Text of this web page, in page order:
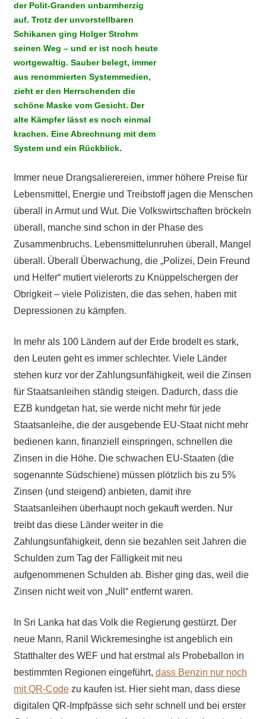
der Polit-Granden unbarmherzig
auf. Trotz der unvorstellbaren
Schikanen ging Holger Strohm
seinen Weg – und er ist noch heute
wortgewaltig. Sauber belegt, immer
aus renommierten Systemmedien,
zieht er den Herrschenden die
schöne Maske vom Gesicht. Der
alte Kämpfer lässt es noch einmal
krachen. Eine Abrechnung mit dem
System und ein Rückblick.
Immer neue Drangsalierereien, immer höhere Preise für
Lebensmittel, Energie und Treibstoff jagen die Menschen
überall in Armut und Wut. Die Volkswirtschaften bröckeln
überall, manche sind schon in der Phase des
Zusammenbruchs. Lebensmittelunruhen überall, Mangel
überall. Überall Überwachung, die „Polizei, Dein Freund
und Helfer“ mutiert vielerorts zu Knüppelschergen der
Obrigkeit – viele Polizisten, die das sehen, haben mit
Depressionen zu kämpfen.
In mehr als 100 Ländern auf der Erde brodelt es stark,
den Leuten geht es immer schlechter. Viele Länder
stehen kurz vor der Zahlungsunfähigkeit, weil die Zinsen
für Staatsanleihen ständig steigen. Dadurch, dass die
EZB kundgetan hat, sie werde nicht mehr für jede
Staatsanleihe, die der ausgebende EU-Staat nicht mehr
bedienen kann, finanziell einspringen, schnellen die
Zinsen in die Höhe. Die schwachen EU-Staaten (die
sogenannte Südschiene) müssen plötzlich bis zu 5%
Zinsen (und steigend) anbieten, damit ihre
Staatsanleihen überhaupt noch gekauft werden. Nur
treibt das diese Länder weiter in die
Zahlungsunfähigkeit, denn sie bezahlen seit Jahren die
Schulden zum Tag der Fälligkeit mit neu
aufgenommenen Schulden ab. Bisher ging das, weil die
Zinsen nicht weit von „Null“ entfernt waren.
In Sri Lanka hat das Volk die Regierung gestürzt. Der
neue Mann, Ranil Wickremesinghe ist angeblich ein
Statthalter des WEF und hat erstmal als Probeballon in
bestimmten Regionen eingeführt, dass Benzin nur noch
mit QR-Codezu kaufen ist. Hier sieht man, dass diese
digitalen QR-Impfpässe sich sehr schnell und bei erster